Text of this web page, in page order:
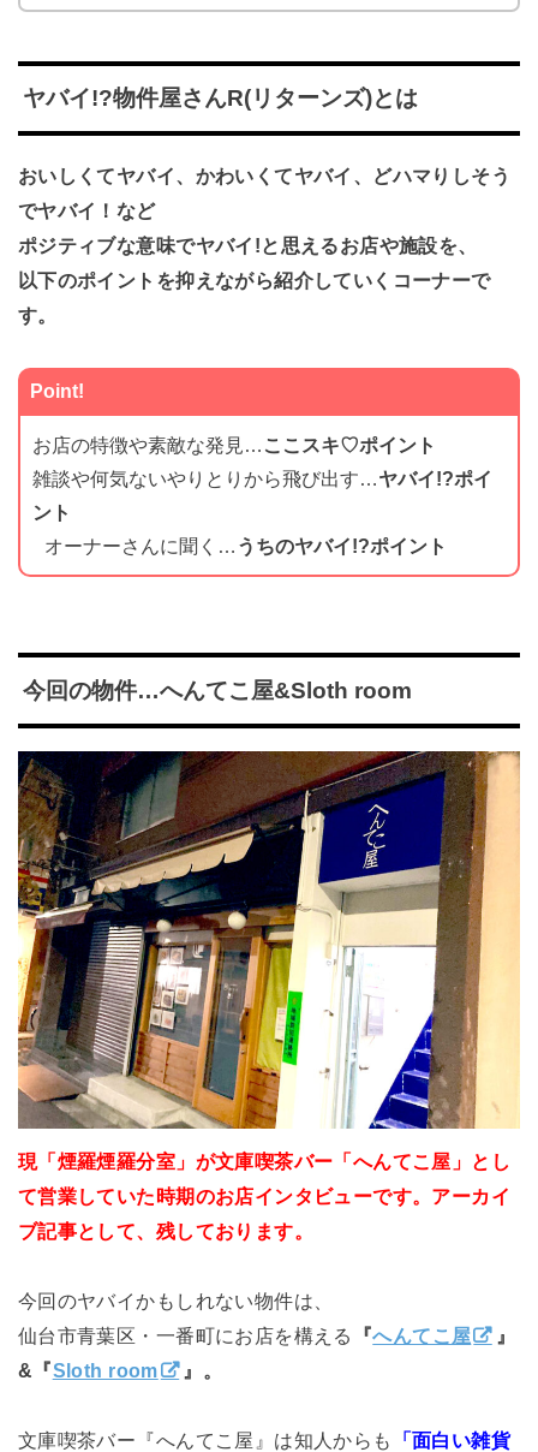
ヤバイ!?物件屋さんR(リターンズ)とは
おいしくてヤバイ、かわいくてヤバイ、どハマりしそう
でヤバイ！など
ポジティブな意味でヤバイ!と思えるお店や施設を、
以下のポイントを抑えながら紹介していくコーナーで
す。
Point!
お店の特徴や素敵な発見… ここスキ♡ポイント
雑談や何気ないやりとりから飛び出す…ヤバイ!?ポイ
ント
オーナーさんに聞く… うちのヤバイ!?ポイント
今回の物件…へんてこ屋&Sloth room
現「煙羅煙羅分室」が文庫喫茶バー「へんてこ屋」とし
て営業していた時期のお店インタビューです。アーカイ
ブ記事として、残しております。
今回のヤバイかもしれない物件は、
仙台市青葉区・一番町にお店を構える
『へんてこ屋
』
&『Sloth room 』。
文庫喫茶バー『へんてこ屋』は知人からも
「面白い雑貨